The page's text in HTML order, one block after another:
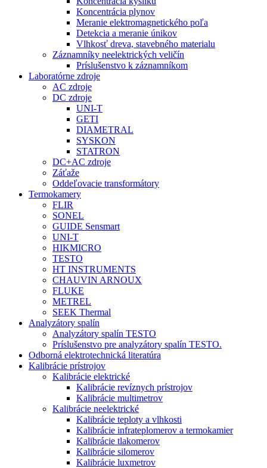
Koncentrácia plynov
Meranie elektromagnetického poľa
Detekcia a meranie únikov
Vlhkosť dreva, stavebného materialu
Záznamníky neelektrických veličín
Príslušenstvo k záznamníkom
Laboratórne zdroje
AC zdroje
DC zdroje
UNI-T
GETI
DIAMETRAL
SYSKON
STATRON
DC+AC zdroje
Záťaže
Oddeľovacie transformátory
Termokamery
FLIR
SONEL
GUIDE Sensmart
UNI-T
HIKMICRO
TESTO
HT INSTRUMENTS
CHAUVIN ARNOUX
FLUKE
METREL
SEEK Thermal
Analyzátory spalín
Analyzátory spalín TESTO
Príslušenstvo pre analyzátory spalín TESTO.
Odborná elektrotechnická literatúra
Kalibrácie prístrojov
Kalibrácie elektrické
Kalibrácie revíznych prístrojov
Kalibrácie multimetrov
Kalibrácie neelektrické
Kalibrácie teploty a vlhkosti
Kalibrácie infrateplomerov a termokamier
Kalibrácie tlakomerov
Kalibrácie silomerov
Kalibrácie luxmetrov